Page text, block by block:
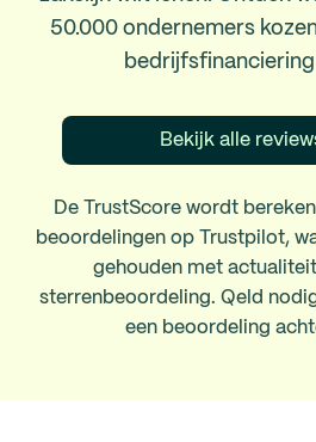
50.000 ondernemers
bedrijfsfinanciering
Bekijk alle
De TrustScore wordt
beoordelingen op Trustpilot,
gehouden met
sterrenbeoordeling. Qeld
een beoordeling